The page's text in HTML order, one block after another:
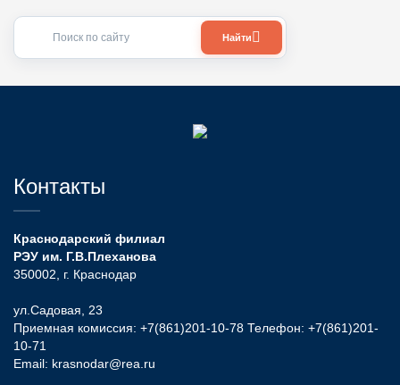
Найти
Контакты
Краснодарский филиал
РЭУ им. Г.В.Плеханова
350002, г. Краснодар
ул.Садовая, 23
Приемная комиссия: +7(861)201-10-78 Телефон: +7(861)201-
10-71
Email: krasnodar@rea.ru